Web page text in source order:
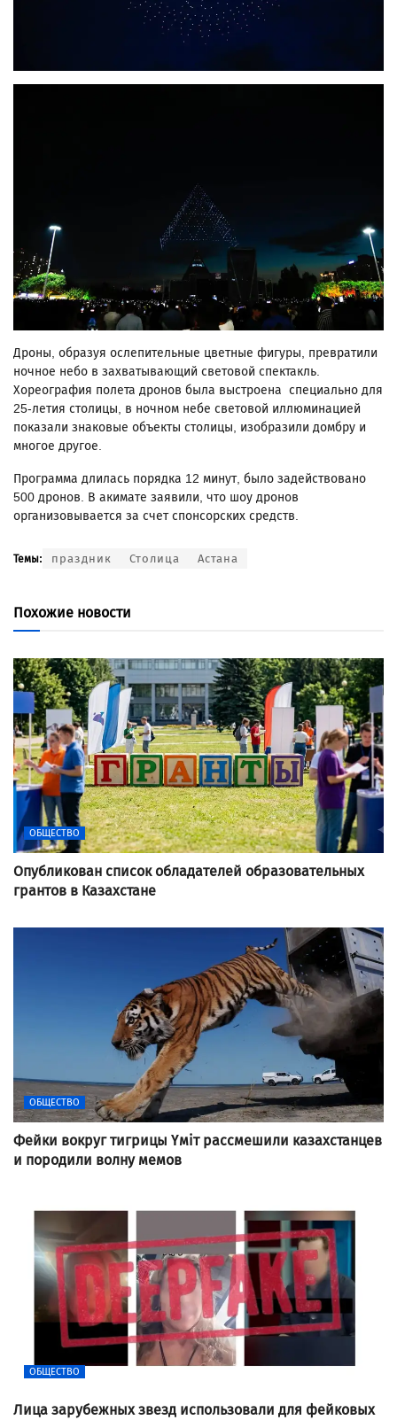
Дроны, образуя ослепительные цветные фигуры, превратили
ночное небо в захватывающий световой спектакль.
Хореография полета дронов была выстроена специально для
25-летия столицы, в ночном небе световой иллюминацией
показали знаковые объекты столицы, изобразили домбру и
многое другое.
Программа длилась порядка 12 минут, было задействовано
500 дронов. В акимате заявили, что шоу дронов
организовывается за счет спонсорских средств.
Темы: праздник Столица Астана
Похожие новости
ОБЩЕСТВО
Опубликован список обладателей образовательных
грантов в Казахстане
ОБЩЕСТВО
Фейки вокруг тигрицы Үміт рассмешили казахстанцев
и породили волну мемов
ОБЩЕСТВО
Лица зарубежных звезд использовали для фейковых